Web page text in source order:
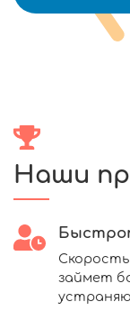
Наши
займет